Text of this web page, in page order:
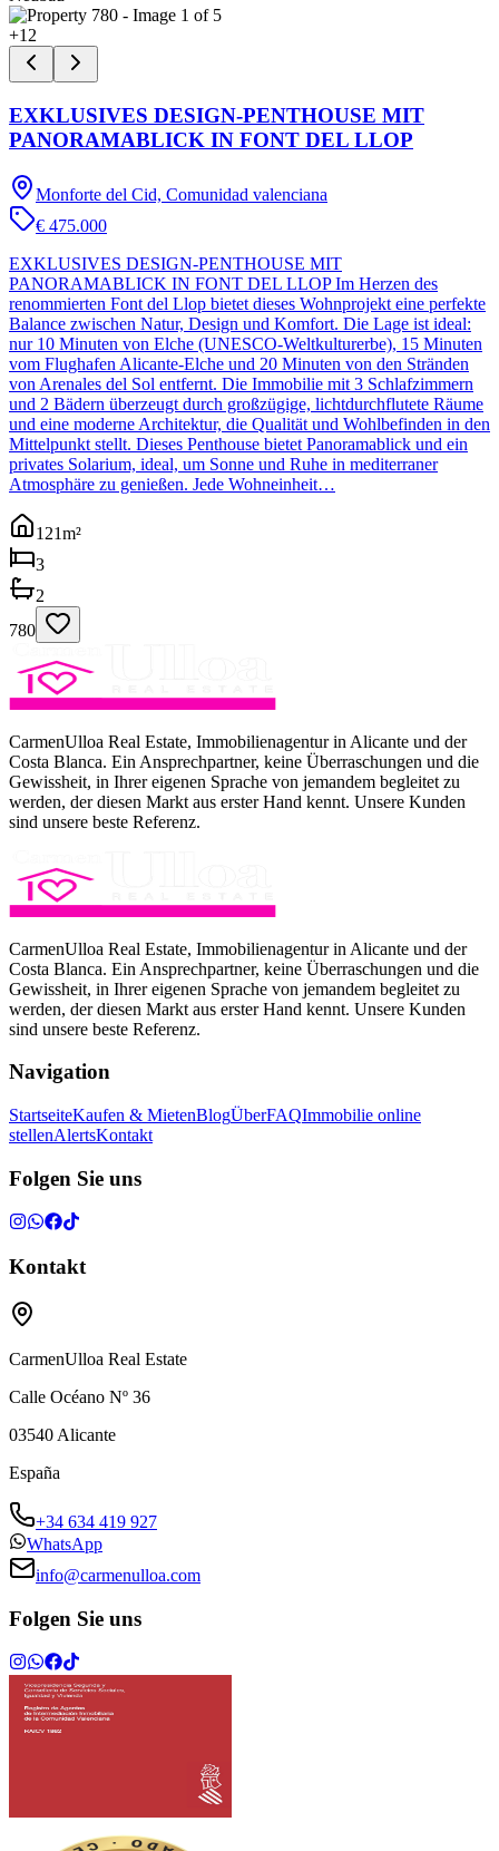
+12
EXKLUSIVES DESIGN-PENTHOUSE MIT
PANORAMABLICK IN FONT DEL LLOP
Monforte del Cid, Comunidad valenciana
€ 475.000
EXKLUSIVES DESIGN-PENTHOUSE MIT
PANORAMABLICK IN FONT DEL LLOP Im Herzen des
renommierten Font del Llop bietet dieses Wohnprojekt eine perfekte
Balance zwischen Natur, Design und Komfort. Die Lage ist ideal:
nur 10 Minuten von Elche (UNESCO-Weltkulturerbe), 15 Minuten
vom Flughafen Alicante-Elche und 20 Minuten von den Stränden
von Arenales del Sol entfernt. Die Immobilie mit 3 Schlafzimmern
und 2 Bädern überzeugt durch großzügige, lichtdurchflutete Räume
und eine moderne Architektur, die Qualität und Wohlbefinden in den
Mittelpunkt stellt. Dieses Penthouse bietet Panoramablick und ein
privates Solarium, ideal, um Sonne und Ruhe in mediterraner
Atmosphäre zu genießen. Jede Wohneinheit…
121m²
3
2
780
CarmenUlloa Real Estate, Immobilienagentur in Alicante und der
Costa Blanca. Ein Ansprechpartner, keine Überraschungen und die
Gewissheit, in Ihrer eigenen Sprache von jemandem begleitet zu
werden, der diesen Markt aus erster Hand kennt. Unsere Kunden
sind unsere beste Referenz.
CarmenUlloa Real Estate, Immobilienagentur in Alicante und der
Costa Blanca. Ein Ansprechpartner, keine Überraschungen und die
Gewissheit, in Ihrer eigenen Sprache von jemandem begleitet zu
werden, der diesen Markt aus erster Hand kennt. Unsere Kunden
sind unsere beste Referenz.
Navigation
StartseiteKaufen & MietenBlogÜberFAQImmobilie online
stellenAlertsKontakt
Folgen Sie uns
Kontakt
CarmenUlloa Real Estate
Calle Océano Nº 36
03540 Alicante
España
+34 634 419 927
WhatsApp
info@carmenulloa.com
Folgen Sie uns